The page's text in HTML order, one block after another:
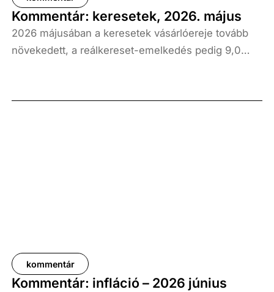
Kommentár: keresetek, 2026. május
2026 májusában a keresetek vásárlóereje tovább
növekedett, a reálkereset-emelkedés pedig 9,0
százalékot, a nettóé 11,0 százalékot tett ki, emellett
kommentár
Kommentár: infláció – 2026 június